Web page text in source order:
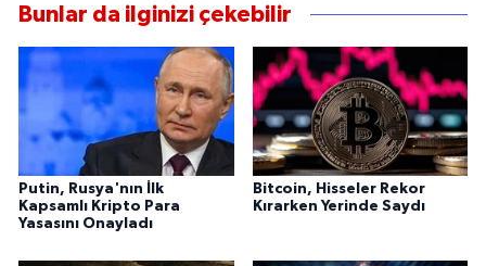
Bunlar da ilginizi çekebilir
Putin, Rusya'nın İlk
Kapsamlı Kripto Para
Yasasını Onayladı
Bitcoin, Hisseler Rekor
Kırarken Yerinde Saydı